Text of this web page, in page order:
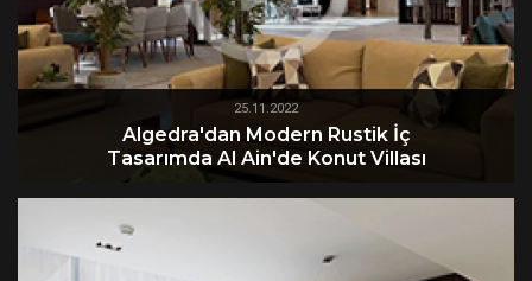
25.11.2022
Algedra'dan Modern Rustik İç
Tasarımda Al Ain'de Konut Villası